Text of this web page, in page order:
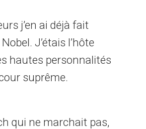
j’en ai déjà fait
J’étais l’hôte
hautes personnalités
suprême.
qui ne marchait pas,